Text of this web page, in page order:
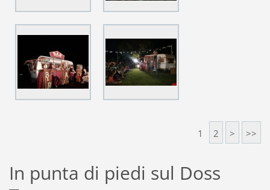
1 2 > >>
In punta di piedi sul Doss